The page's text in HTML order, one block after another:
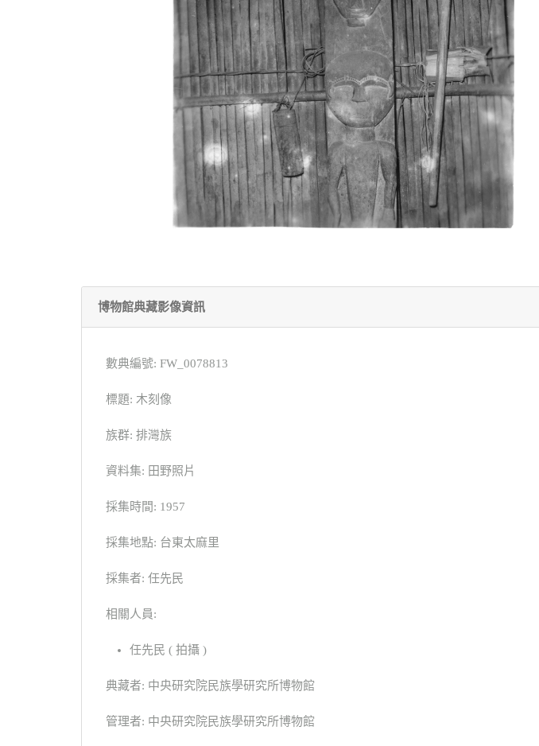
博物館典藏影像資訊
數典編號: FW_0078813
標題: 木刻像
族群: 排灣族
資料集: 田野照片
採集時間: 1957
採集地點: 台東太麻里
採集者: 任先民
相關人員:
任先民 ( 拍攝 )
典藏者: 中央研究院民族學研究所博物館
管理者: 中央研究院民族學研究所博物館